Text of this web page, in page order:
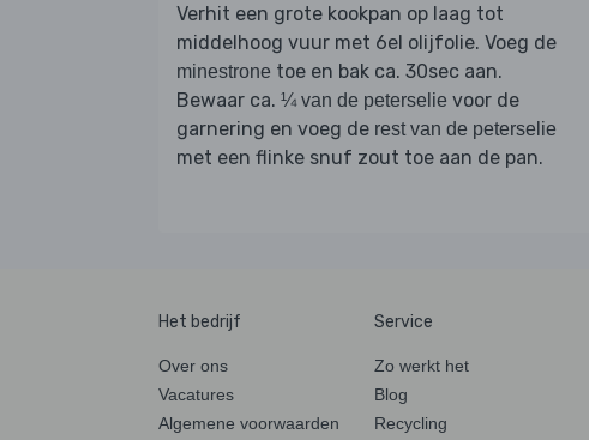
Verhit een grote kookpan op laag tot
middelhoog vuur met 6el olijfolie. Voeg de
minestrone toe en bak ca. 30sec aan.
Bewaar ca. ¼ van de peterselie voor de
garnering en voeg de rest van de peterselie
met een flinke snuf zout toe aan de pan.
Het bedrijf
Over ons
Vacatures
Algemene voorwaarden
Service
Zo werkt het
Blog
Recycling